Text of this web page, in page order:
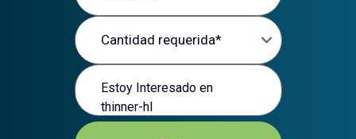
Cantidad requerida
Mensaje